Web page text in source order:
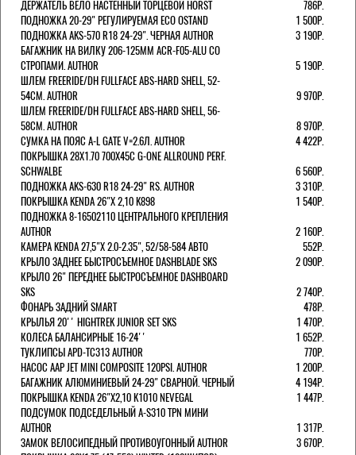
ДЕРЖАТЕЛЬ ВЕЛО НАСТЕННЫЙ ТОРЦЕВОЙ HORST
786Р.
ПОДНОЖКА 20-29" РЕГУЛИРУЕМАЯ ECO OSTAND
1 500Р.
ПОДНОЖКА AKS-570 R18 24-29". ЧЕРНАЯ AUTHOR
3 190Р.
БАГАЖНИК НА ВИЛКУ 206-125ММ ACR-F05-ALU СО
СТРОПАМИ. AUTHOR
5 190Р.
ШЛЕМ FREERIDE/DH FULLFACE ABS-HARD SHELL, 52-
54СМ. AUTHOR
9 970Р.
ШЛЕМ FREERIDE/DH FULLFACE ABS-HARD SHELL, 56-
58СМ. AUTHOR
8 970Р.
СУМКА НА ПОЯС A-L GATE V=2.6Л. AUTHOR
4 422Р.
ПОКРЫШКА 28X1.70 700X45C G-ONE ALLROUND PERF.
SCHWALBE
6 560Р.
ПОДНОЖКА AKS-630 R18 24-29" RS. AUTHOR
3 310Р.
ПОКРЫШКА KENDA 26"Х 2,10 K898
1 540Р.
ПОДНОЖКА 8-16502110 ЦЕНТРАЛЬНОГО КРЕПЛЕНИЯ
AUTHOR
2 160Р.
КАМЕРА KENDA 27,5"Х 2.0-2.35", 52/58-584 АВТО
552Р.
КРЫЛО ЗАДНЕЕ БЫСТРОСЪЕМНОЕ DASHBLADE SKS
2 090Р.
КРЫЛО 26" ПЕРЕДНЕЕ БЫСТРОСЪЕМНОЕ DASHBOARD
SKS
2 740Р.
ФОНАРЬ ЗАДНИЙ SMART
478Р.
КРЫЛЬЯ 20'' HIGHTREK JUNIOR SET SKS
1 470Р.
КОЛЕСА БАЛАНСИРНЫЕ 16-24''
1 652Р.
ТУКЛИПСЫ APD-TC313 AUTHOR
770Р.
НАСОС AAP JET MINI COMPOSITE 120PSI. AUTHOR
1 200Р.
БАГАЖНИК АЛЮМИНИЕВЫЙ 24-29" СВАРНОЙ. ЧЕРНЫЙ
4 194Р.
ПОКРЫШКА KENDA 26"Х2,10 K1010 NEVEGAL
1 447Р.
ПОДСУМОК ПОДСЕДЕЛЬНЫЙ A-S310 TPN МИНИ
AUTHOR
1 317Р.
ЗАМОК ВЕЛОСИПЕДНЫЙ ПРОТИВОУГОННЫЙ AUTHOR
3 670Р.